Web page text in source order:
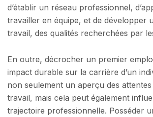
d’établir un réseau professionnel,
travailler en équipe, et de développer
travail, des qualités recherchées par
En outre, décrocher un premier
impact durable sur la carrière d’un
non seulement un aperçu des
travail, mais cela peut également
trajectoire professionnelle. Posséder